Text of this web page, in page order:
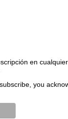
en
you